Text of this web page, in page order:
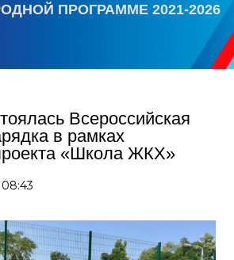
ПРОГРАММЕ 2021-2026
Всероссийская
в рамках
«Школа ЖКХ»
08:43